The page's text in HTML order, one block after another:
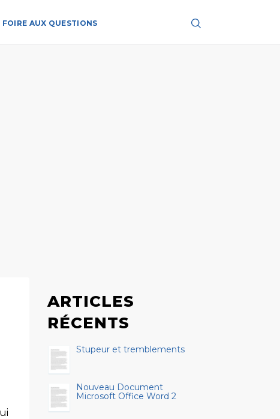
FOIRE AUX QUESTIONS
ARTICLES
RÉCENTS
Stupeur et tremblements
Nouveau Document
Microsoft Office Word 2